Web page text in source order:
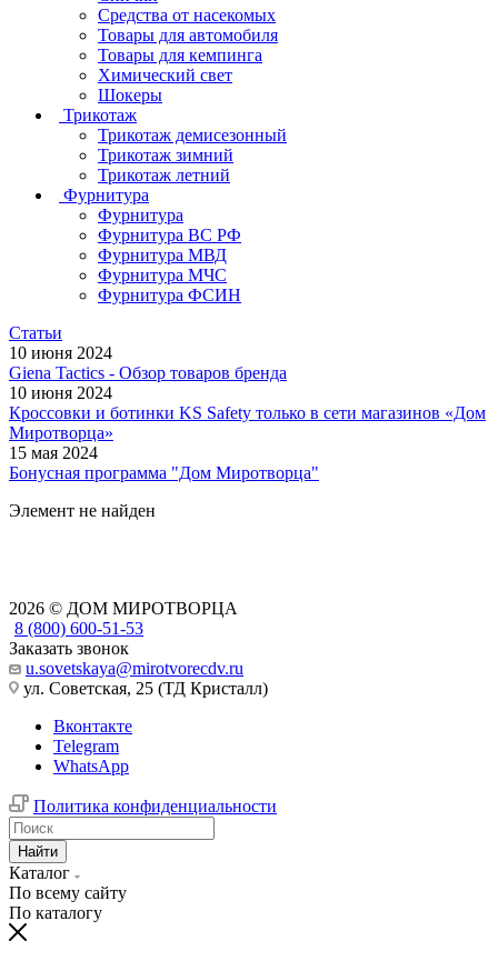
Средства от насекомых
Товары для автомобиля
Товары для кемпинга
Химический свет
Шокеры
Трикотаж
Трикотаж демисезонный
Трикотаж зимний
Трикотаж летний
Фурнитура
Фурнитура
Фурнитура ВС РФ
Фурнитура МВД
Фурнитура МЧС
Фурнитура ФСИН
Статьи
10 июня 2024
Giena Tactics - Обзор товаров бренда
10 июня 2024
Кроссовки и ботинки KS Safety только в сети магазинов «Дом
Миротворца»
15 мая 2024
Бонусная программа "Дом Миротворца"
Элемент не найден
2026 © ДОМ МИРОТВОРЦА
8 (800) 600-51-53
Заказать звонок
u.sovetskaya@mirotvorecdv.ru
ул. Советская, 25 (ТД Кристалл)
Вконтакте
Telegram
WhatsApp
Политика конфиденциальности
Найти
Каталог
По всему сайту
По каталогу